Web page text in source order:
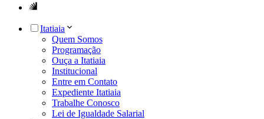
Itatiaia
Quem Somos
Programação
Ouça a Itatiaia
Institucional
Entre em Contato
Expediente Itatiaia
Trabalhe Conosco
Lei de Igualdade Salarial